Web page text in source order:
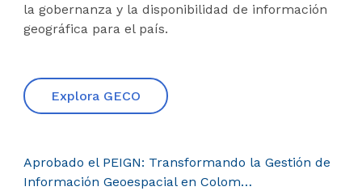
la gobernanza y la disponibilidad de información
geográfica para el país.
Explora GECO
Aprobado el PEIGN: Transformando la Gestión de
Información Geoespacial en Colom…